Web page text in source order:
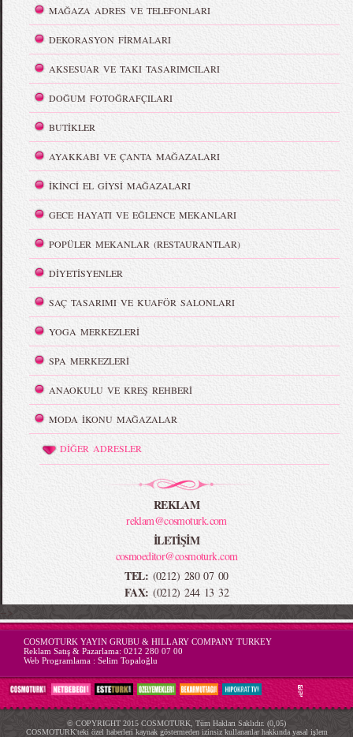
MAĞAZA ADRES VE TELEFONLARI
DEKORASYON FİRMALARI
AKSESUAR VE TAKI TASARIMCILARI
DOĞUM FOTOĞRAFÇILARI
BUTİKLER
AYAKKABI VE ÇANTA MAĞAZALARI
İKİNCİ EL GİYSİ MAĞAZALARI
GECE HAYATI VE EĞLENCE MEKANLARI
POPÜLER MEKANLAR (RESTAURANTLAR)
DİYETİSYENLER
SAÇ TASARIMI VE KUAFÖR SALONLARI
YOGA MERKEZLERİ
SPA MERKEZLERİ
ANAOKULU VE KREŞ REHBERİ
MODA İKONU MAĞAZALAR
DİĞER ADRESLER
REKLAM
reklam@cosmoturk.com
İLETİŞİM
cosmoeditor@cosmoturk.com
TEL: (0212) 280 07 00
FAX: (0212) 244 13 32
-->
COSMOTURK YAYIN GRUBU & HILLARY COMPANY TURKEY
Reklam Satış & Pazarlama: 0212 280 07 00
Web Programlama : Selim Topaloğlu
© COPYRIGHT 2015 COSMOTURK, Tüm Hakları Saklıdır. (0,05)
COSMOTURK'teki özel haberleri kaynak göstermeden izinsiz kullananlar hakkında yasal işlem